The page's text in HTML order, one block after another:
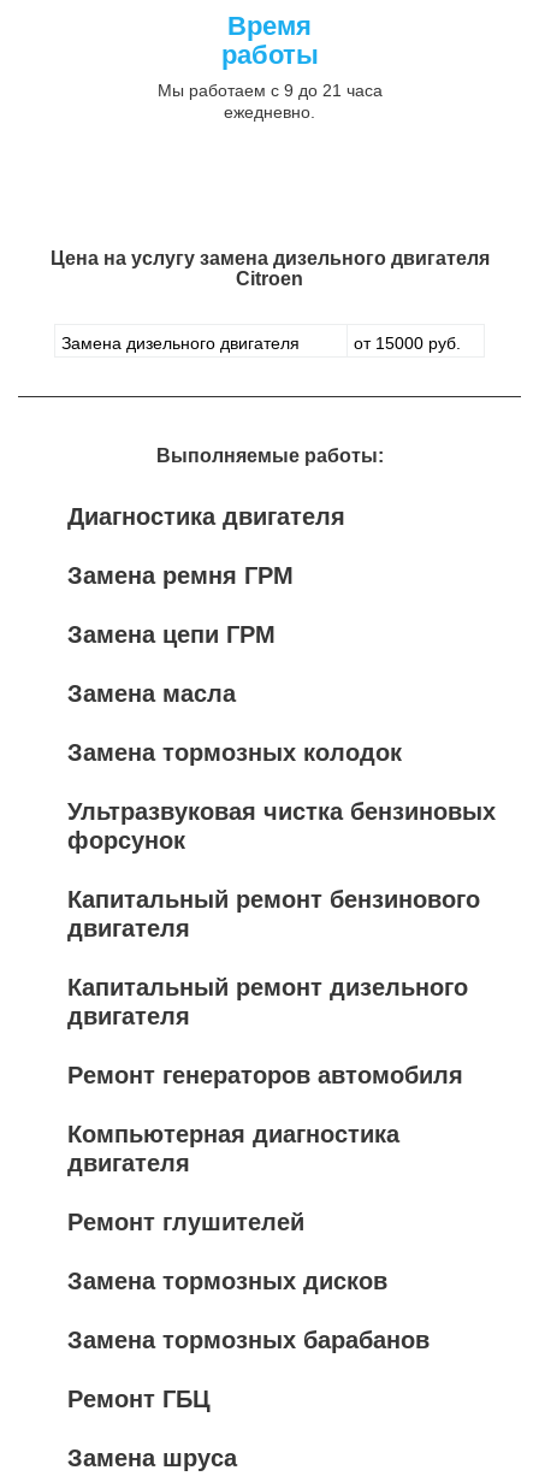
Время
работы
Мы работаем с 9 до 21 часа
ежедневно.
Цена на услугу замена дизельного двигателя
Citroen
Замена дизельного двигателя от 15000 руб.
Выполняемые работы:
Диагностика двигателя
Замена ремня ГРМ
Замена цепи ГРМ
Замена масла
Замена тормозных колодок
Ультразвуковая чистка бензиновых
форсунок
Капитальный ремонт бензинового
двигателя
Капитальный ремонт дизельного
двигателя
Ремонт генераторов автомобиля
Компьютерная диагностика
двигателя
Ремонт глушителей
Замена тормозных дисков
Замена тормозных барабанов
Ремонт ГБЦ
Замена шруса